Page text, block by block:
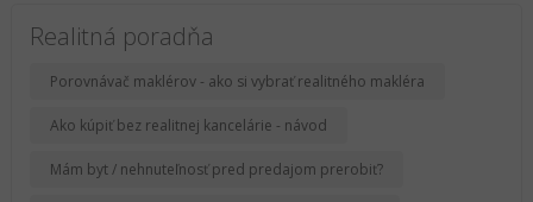
Realitná poradňa
Porovnávač maklérov - ako si vybrať realitného makléra
Ako kúpiť bez realitnej kancelárie - návod
Mám byt / nehnuteľnosť pred predajom prerobiť?